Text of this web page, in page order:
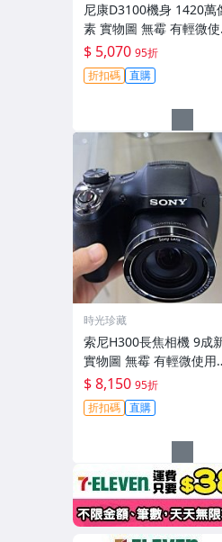
尼康D3100機身 1420萬
素 實物圖 無霉 有輕微使
痕跡 機身原裝 無拆修無翻
新 臨-343
$ 5,070 95折
折扣碼 直購
時光珍藏
索尼H300長焦相機 9成
實物圖 無霉 有輕微使用
跡 機身鏡頭原裝 無拆修無
翻新-3430
$ 8,150 95折
折扣碼 直購